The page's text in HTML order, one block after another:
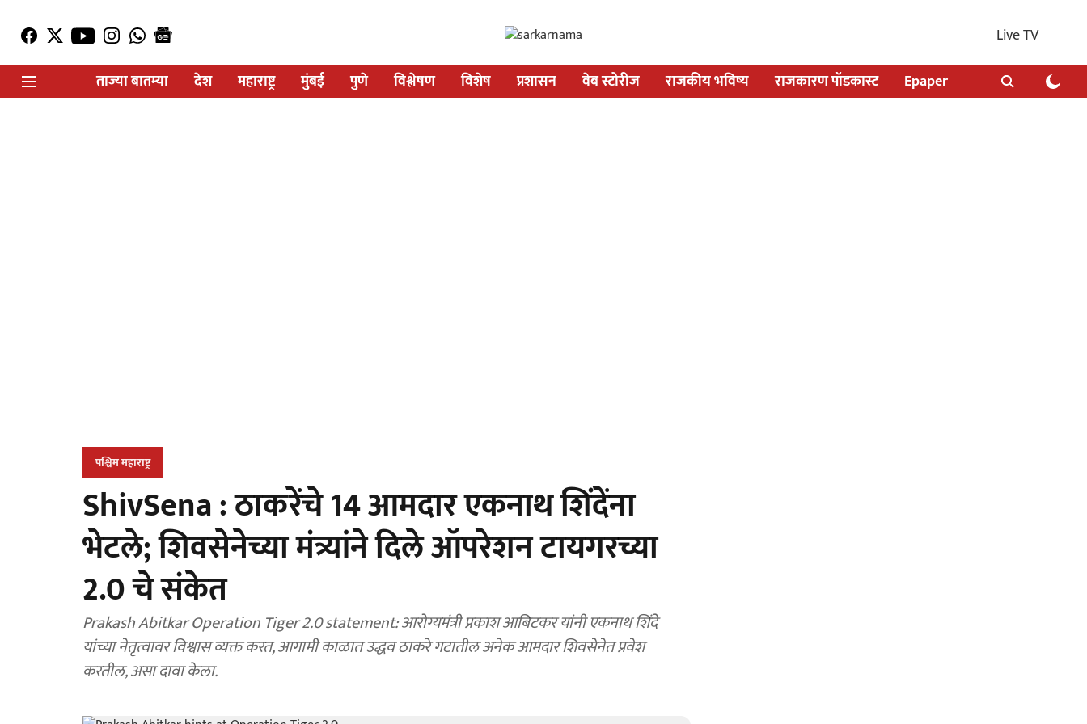
Live TV
ताज्या बातम्या
देश महाराष्ट्र मुंबई पुणे विश्लेषण विशेष प्रशासन वेब स्टोरीज राजकीय भविष्य राजकारण पॉडकास्ट Epaper
पश्चिम महाराष्ट्र
ShivSena : ठाकरेंचे 14 आमदार एकनाथ शिंदेंना
भेटले; शिवसेनेच्या मंत्र्यांने दिले ऑपरेशन टायगरच्या
2.0 चे संकेत
Prakash Abitkar Operation Tiger 2.0 statement: आरोग्यमंत्री प्रकाश आबिटकर यांनी एकनाथ शिंदे
यांच्या नेतृत्वावर विश्वास व्यक्त करत, आगामी काळात उद्धव ठाकरे गटातील अनेक आमदार शिवसेनेत प्रवेश
करतील, असा दावा केला.